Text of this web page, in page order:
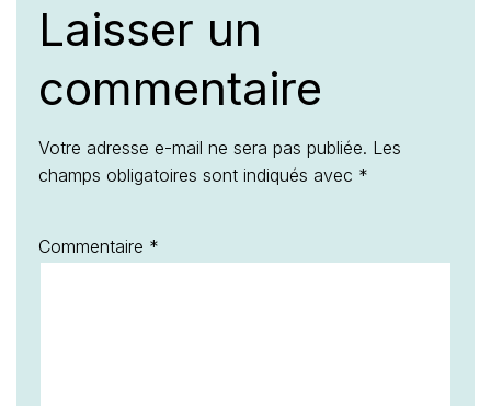
Laisser un
commentaire
Votre adresse e-mail ne sera pas publiée. Les
champs obligatoires sont indiqués avec *
Commentaire *